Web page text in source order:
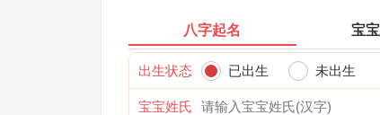
八字起名 宝
出生状态 已出生 未出生
宝宝姓氏